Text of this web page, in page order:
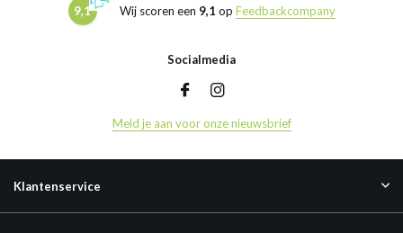
9,1 Wij scoren een 9,1 op Feedbackcompany
Socialmedia
Meld je aan voor onze nieuwsbrief
Klantenservice